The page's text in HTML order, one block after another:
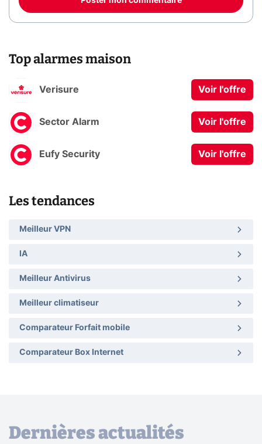
Top alarmes maison
Verisure Voir l'offre
Sector Alarm Voir l'offre
Eufy Security Voir l'offre
Les tendances
Meilleur VPN
IA
Meilleur Antivirus
Meilleur climatiseur
Comparateur Forfait mobile
Comparateur Box Internet
Dernières actualités